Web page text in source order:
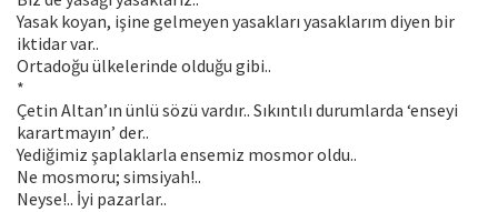
Yasak koyan, işine gelmeyen yasakları yasaklarım diyen bir
iktidar var..
Ortadoğu ülkelerinde olduğu gibi..
*
Çetin Altan’ın ünlü sözü vardır.. Sıkıntılı durumlarda ‘enseyi
karartmayın’ der..
Yediğimiz şaplaklarla ensemiz mosmor oldu..
Ne mosmoru; simsiyah!..
Neyse!.. İyi pazarlar..